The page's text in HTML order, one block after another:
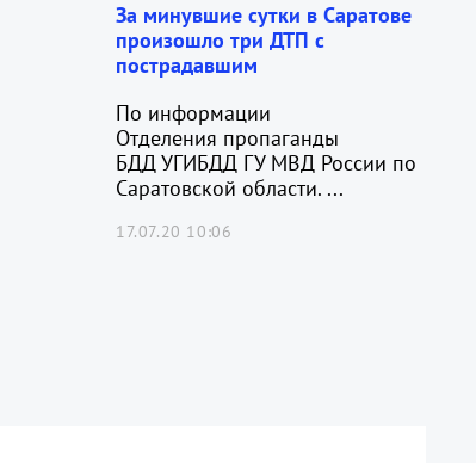
За минувшие сутки в Саратове
произошло три ДТП с
пострадавшим
По информации
Отделения пропаганды
БДД УГИБДД ГУ МВД России по
Саратовской области. ...
17.07.20 10:06